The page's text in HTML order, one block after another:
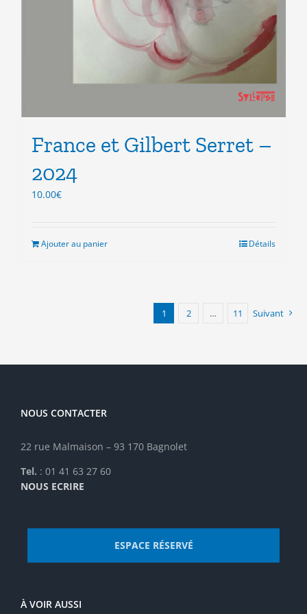
France et Gilbert Serret –
2024
10.00€
Ajouter au panier Détails
1 2 … 11 Suivant
NOUS CONTACTER
22 rue Malmaison – 93 170 Bagnolet
Tel. : 01 41 63 27 60
NOUS ECRIRE
ESPACE RÉSERVÉ
À VOIR AUSSI